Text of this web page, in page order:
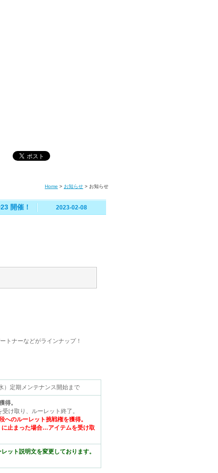
Home > お知らせ > お知らせ
開催！ 2023-02-08
トナーなどがラインナップ！
定期メンテナンス開始まで
得。
け取り、ルーレット終了。
のルーレット挑戦権を獲得。
止まった場合…アイテムを受け取
ット説明文を変更しております。